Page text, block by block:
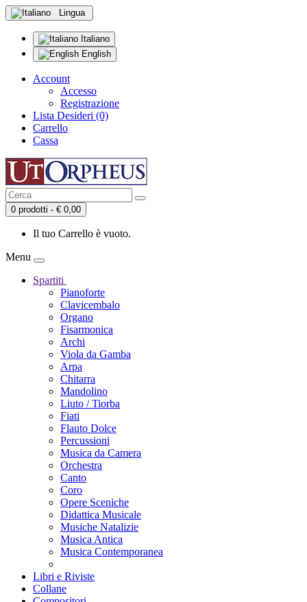
Lingua
Italiano
English
Account
Accesso
Registrazione
Lista Desideri (0)
Carrello
Cassa
0 prodotti - € 0,00
Il tuo Carrello è vuoto.
Menu
Spartiti
Pianoforte
Clavicembalo
Organo
Fisarmonica
Archi
Viola da Gamba
Arpa
Chitarra
Mandolino
Liuto / Tiorba
Fiati
Flauto Dolce
Percussioni
Musica da Camera
Orchestra
Canto
Coro
Opere Sceniche
Didattica Musicale
Musiche Natalizie
Musica Antica
Musica Contemporanea
Libri e Riviste
Collane